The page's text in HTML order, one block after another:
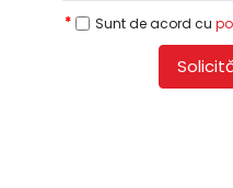
Sunt de acord cu